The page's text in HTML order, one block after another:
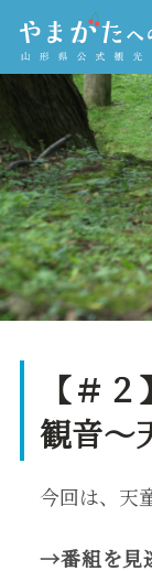
【＃
観音～
今回は、天
→番組を見